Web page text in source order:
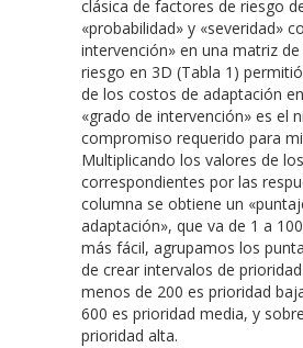
clásica de factores de riesgo
«probabilidad» y «severidad»
intervención» en una matriz de
riesgo en 3D (Tabla 1)
de los costos de adaptación
«grado de intervención» es el
compromiso requerido para
Multiplicando los valores de
correspondientes por las
columna se obtiene un
adaptación», que va de 1 a
más fácil, agrupamos los
de crear intervalos de
menos de 200 es prioridad
600 es prioridad media, y
prioridad alta.